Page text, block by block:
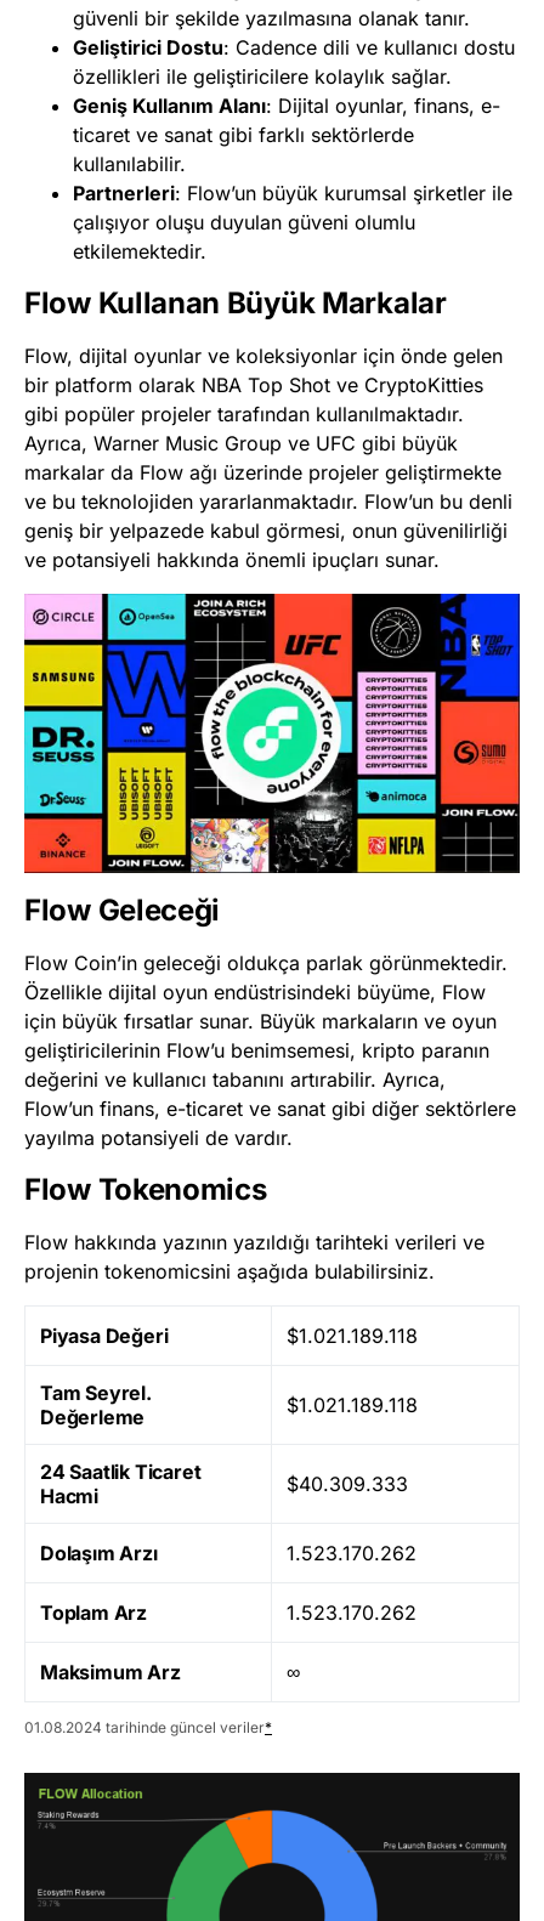
güvenli bir şekilde yazılmasına olanak tanır.
Geliştirici Dostu: Cadence dili ve kullanıcı dostu
özellikleri ile geliştiricilere kolaylık sağlar.
Geniş Kullanım Alanı: Dijital oyunlar, finans, e-
ticaret ve sanat gibi farklı sektörlerde
kullanılabilir​​.
Partnerleri: Flow’un büyük kurumsal şirketler ile
çalışıyor oluşu duyulan güveni olumlu
etkilemektedir.
Flow Kullanan Büyük Markalar
Flow, dijital oyunlar ve koleksiyonlar için önde gelen
bir platform olarak NBA Top Shot ve CryptoKitties
gibi popüler projeler tarafından kullanılmaktadır.
Ayrıca, Warner Music Group ve UFC gibi büyük
markalar da Flow ağı üzerinde projeler geliştirmekte
ve bu teknolojiden yararlanmaktadır. Flow’un bu denli
geniş bir yelpazede kabul görmesi, onun güvenilirliği
ve potansiyeli hakkında önemli ipuçları sunar​.
Flow Geleceği
Flow Coin’in geleceği oldukça parlak görünmektedir.
Özellikle dijital oyun endüstrisindeki büyüme, Flow
için büyük fırsatlar sunar. Büyük markaların ve oyun
geliştiricilerinin Flow’u benimsemesi, kripto paranın
değerini ve kullanıcı tabanını artırabilir. Ayrıca,
Flow’un finans, e-ticaret ve sanat gibi diğer sektörlere
yayılma potansiyeli de vardır​​.
Flow Tokenomics
Flow hakkında yazının yazıldığı tarihteki verileri ve
projenin tokenomicsini aşağıda bulabilirsiniz.
Piyasa Değeri $1.021.189.118
Tam Seyrel.
Değerleme
$1.021.189.118
24 Saatlik Ticaret
Hacmi
$40.309.333
Dolaşım Arzı 1.523.170.262
Toplam Arz 1.523.170.262
Maksimum Arz ∞
01.08.2024 tarihinde güncel veriler*